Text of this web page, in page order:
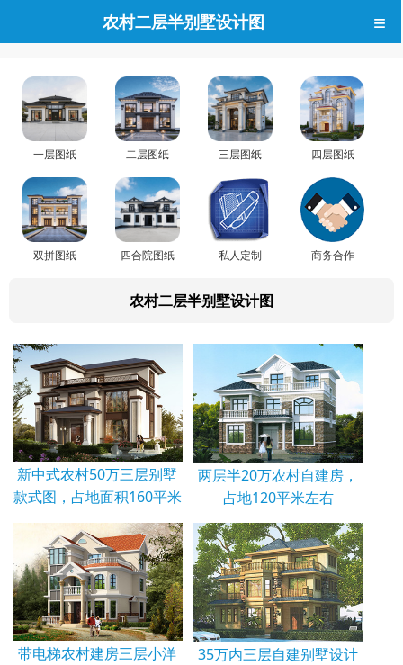
农村二层半别墅设计图 ≡
一层图纸 二层图纸 三层图纸 四层图纸
双拼图纸 四合院图纸 私人定制 商务合作
农村二层半别墅设计图
新中式农村50万三层别墅
款式图，占地面积160平米
两层半20万农村自建房，
占地120平米左右
带电梯农村建房三层小洋
35万内三层自建别墅设计